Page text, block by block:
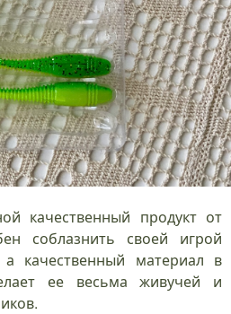
качественный продукт от
соблазнить своей игрой
качественный материал в
ее весьма живучей и